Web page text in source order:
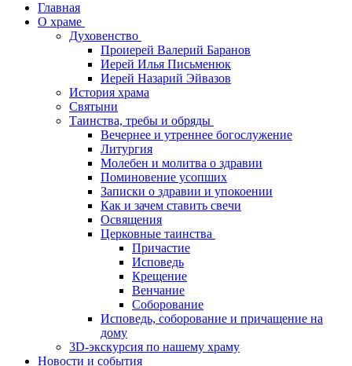
Главная
О храме
Духовенство
Проиерей Валерий Баранов
Иерей Илья Письменюк
Иерей Назарий Эйвазов
История храма
Святыни
Таинства, требы и обряды
Вечернее и утреннее богослужение
Литургия
Молебен и молитва о здравии
Поминовение усопших
Записки о здравии и упокоении
Как и зачем ставить свечи
Освящения
Церковные таинства
Причастие
Исповедь
Крещение
Венчание
Соборование
Исповедь, соборование и причащение на
дому
3D-экскурсия по нашему храму
Новости и события